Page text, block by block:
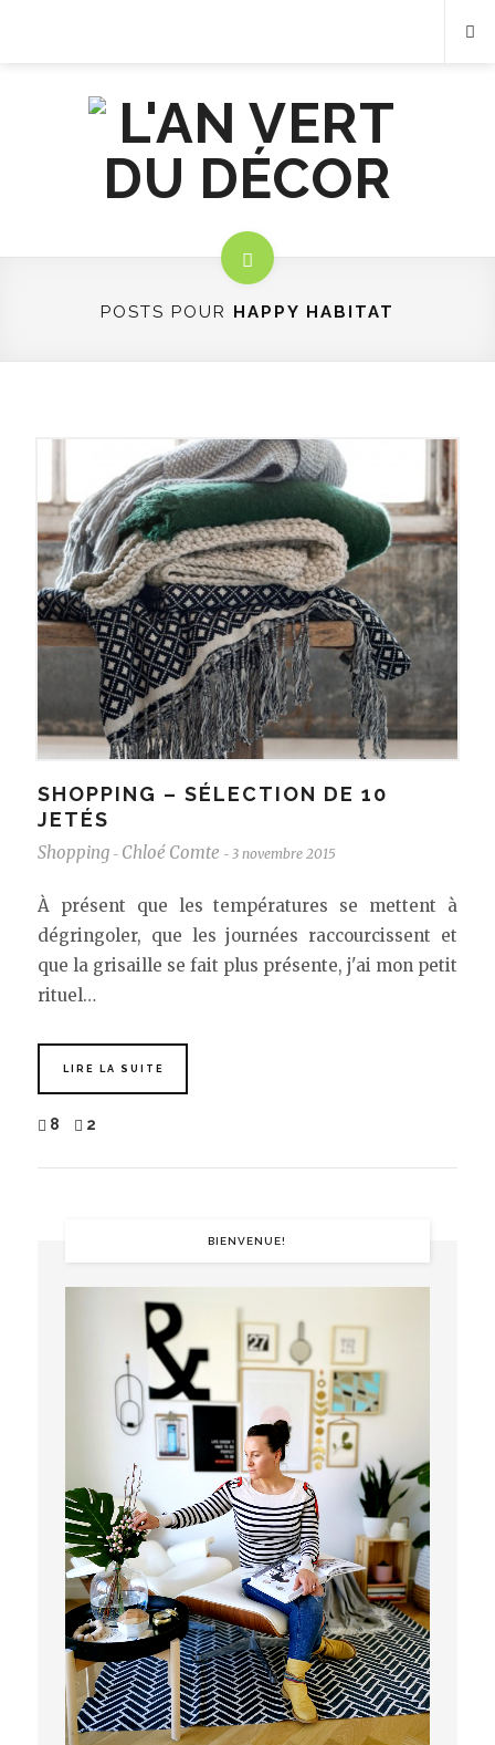
POSTS POUR HAPPY HABITAT
SHOPPING – SÉLECTION DE 10
JETÉS
Shopping - Chloé Comte - 3 novembre 2015
À présent que les températures se mettent à
dégringoler, que les journées raccourcissent et
que la grisaille se fait plus présente, j'ai mon petit
rituel…
LIRE LA SUITE
8 2
BIENVENUE!